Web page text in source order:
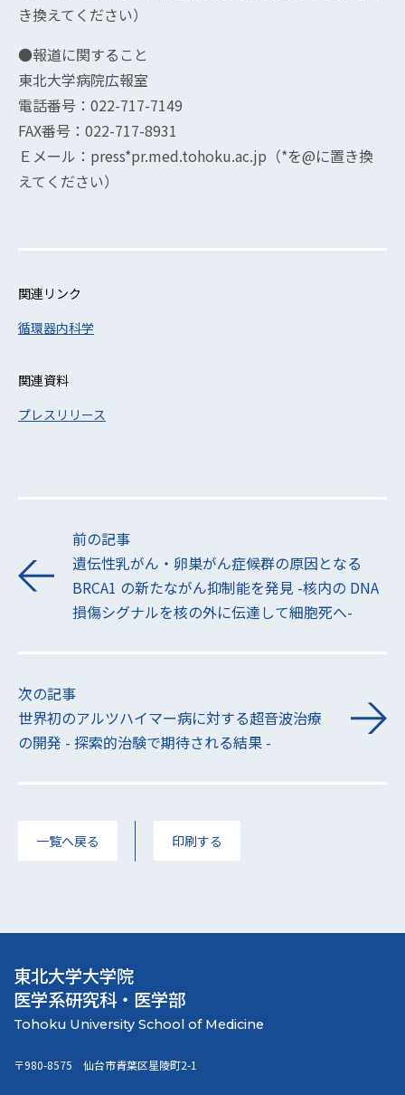
き換えてください）
●報道に関すること
東北大学病院広報室
電話番号：022-717-7149
FAX番号：022-717-8931
Ｅメール：press*pr.med.tohoku.ac.jp（*を@に置き換
えてください）
関連リンク
循環器内科学
関連資料
プレスリリース
前の記事
遺伝性乳がん・卵巣がん症候群の原因となる
BRCA1 の新たながん抑制能を発見 -核内の DNA
損傷シグナルを核の外に伝達して細胞死へ-
次の記事
世界初のアルツハイマー病に対する超音波治療
の開発 - 探索的治験で期待される結果 -
一覧へ戻る 印刷する
東北大学大学院
医学系研究科・医学部
〒980-8575 仙台市青葉区星陵町2-1